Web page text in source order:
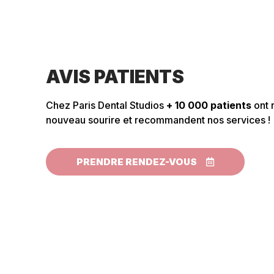
AVIS PATIENTS
Chez Paris Dental Studios + 10 000 patients ont
nouveau sourire et recommandent nos services !
PRENDRE RENDEZ-VOUS
visite m'a été très agréable c'est